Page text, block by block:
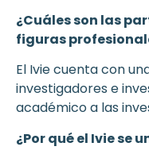
¿Cuáles son las
figuras
El Ivie cuenta con
investigadores e
académico a las
¿Por qué el Ivie se